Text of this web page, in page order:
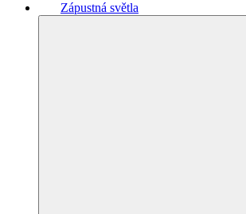
Zápustná světla